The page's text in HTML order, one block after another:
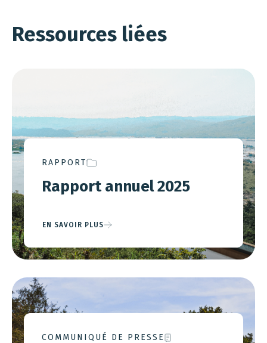
Ressources liées
RAPPORT
Rapport annuel 2025
EN SAVOIR PLUS
COMMUNIQUÉ DE PRESSE